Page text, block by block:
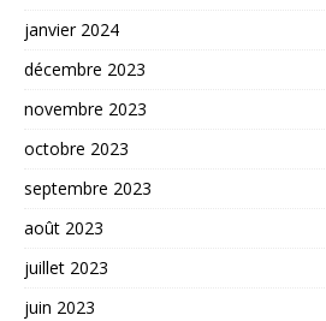
janvier 2024
décembre 2023
novembre 2023
octobre 2023
septembre 2023
août 2023
juillet 2023
juin 2023